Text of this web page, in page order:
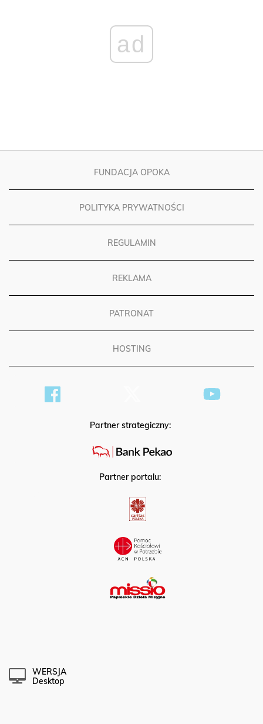
ad
FUNDACJA OPOKA
POLITYKA PRYWATNOŚCI
REGULAMIN
REKLAMA
PATRONAT
HOSTING
Partner strategiczny:
Partner portalu:
WERSJA
Desktop